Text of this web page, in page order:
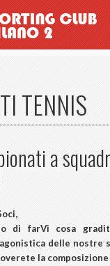
TENNIS
a
di farVi cosa
delle nostre
la